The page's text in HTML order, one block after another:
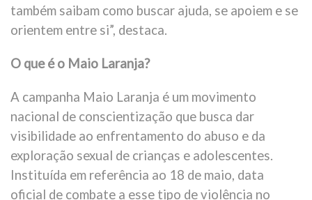
também saibam como buscar ajuda, se apoiem e se
orientem entre si”, destaca.
O que é o Maio Laranja?
A campanha Maio Laranja é um movimento
nacional de conscientização que busca dar
visibilidade ao enfrentamento do abuso e da
exploração sexual de crianças e adolescentes.
Instituída em referência ao 18 de maio, data
oficial de combate a esse tipo de violência no